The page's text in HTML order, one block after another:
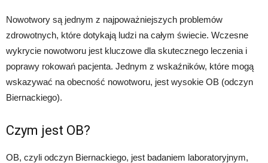
Nowotwory są jednym z najpoważniejszych problemów
zdrowotnych, które dotykają ludzi na całym świecie. Wczesne
wykrycie nowotworu jest kluczowe dla skutecznego leczenia i
poprawy rokowań pacjenta. Jednym z wskaźników, które mogą
wskazywać na obecność nowotworu, jest wysokie OB (odczyn
Biernackiego).
Czym jest OB?
OB, czyli odczyn Biernackiego, jest badaniem laboratoryjnym,